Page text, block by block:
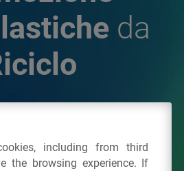
da
per la Promozione delle
97381090154including from third
the browsing experience. If